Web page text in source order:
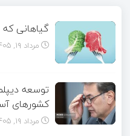
گیاهانی
مرداد ۱۹, ۱۴۰۵
توسعه
کشورهای
مرداد ۱۹, ۱۴۰۵